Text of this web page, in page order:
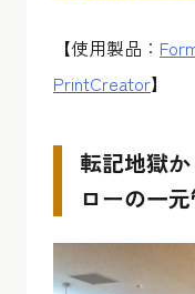
【使用製品：
PrintCreator】
転記地獄
ローの一